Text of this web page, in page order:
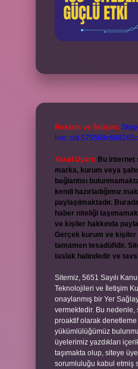
Reklam ve İletişim:
Yasal Uyarı: Bu internet
marka, kurum veya
bağlantısı
kendi hazırladığımız
paylaşılmaktadır.
haber niteliği
ve kişiler hakkında
Gerçek kurum ve
tamamen tesadüfidir.
taslak halindedir ve
Sitemiz, 5651 Sayılı
Teknolojileri ve İletişim
onaylanmış bir Yer
vermektedir. Bu nedenle,
proaktif olarak denetleme
yükümlülüğümüz
üyelerimiz yazdıkları
taşımakta olup, siteye
sorumluluğu kabul etmiş